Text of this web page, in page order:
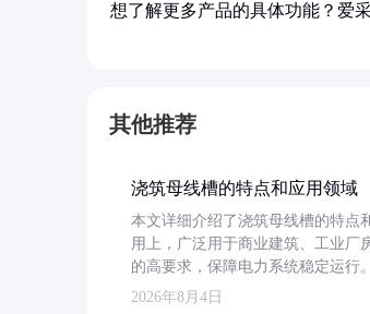
想了解更多产品的具体功能？爱
其他推荐
浇筑母线槽的特点和应用领域
本文详细介绍了浇筑母线槽的特点
用上，广泛用于商业建筑、工业厂
的高要求，保障电力系统稳定运行。
2026年8月4日